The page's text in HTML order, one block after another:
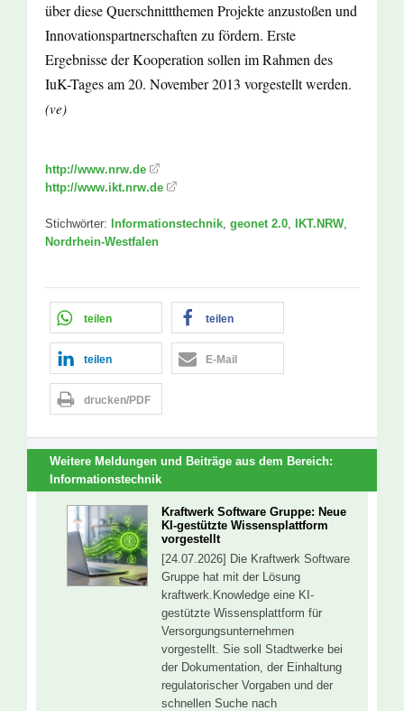
über diese Querschnittthemen Projekte anzustoßen und
Innovationspartnerschaften zu fördern. Erste
Ergebnisse der Kooperation sollen im Rahmen des
IuK-Tages am 20. November 2013 vorgestellt werden.
(ve)
http://www.nrw.de
http://www.ikt.nrw.de
Stichwörter: Informationstechnik, geonet 2.0, IKT.NRW,
Nordrhein-Westfalen
teilen teilen
teilen E-Mail
drucken/PDF
Weitere Meldungen und Beiträge aus dem Bereich:
Informationstechnik
Kraftwerk Software Gruppe: Neue
KI-gestützte Wissensplattform
vorgestellt
[24.07.2026] Die Kraftwerk Software
Gruppe hat mit der Lösung
kraftwerk.Knowledge eine KI-
gestützte Wissensplattform für
Versorgungsunternehmen
vorgestellt. Sie soll Stadtwerke bei
der Dokumentation, der Einhaltung
regulatorischer Vorgaben und der
schnellen Suche nach